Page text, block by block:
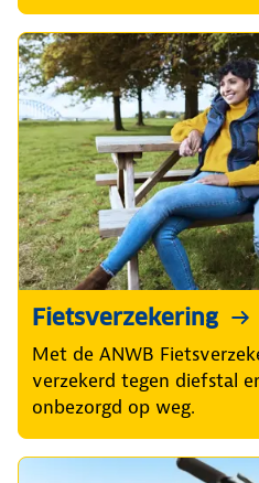
Fietsverzekering
Met de ANWB
verzekerd tegen diefstal
onbezorgd op weg.